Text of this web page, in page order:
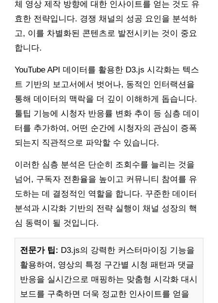
체 영상 제작 방향에 대한 인사이트를 얻는 것도 유
효한 전략입니다. 경쟁 채널의 성공 요인을 분석하
고, 이를 차별화된 콘텐츠로 발전시키는 것이 중요
합니다.
YouTube API 데이터를 활용한 D3.js 시각화는 텍스
트 기반의 보고서에서 벗어나, 동적인 인터랙션을
통해 데이터의 맥락을 더 깊이 이해하게 돕습니다.
툴팁 기능에 시청자 반응률 변화 추이 등 심층 데이
터를 추가하여, 어떤 순간에 시청자의 관심이 증폭
되는지 직관적으로 파악할 수 있습니다.
이러한 심층 분석은 단순히 조회수를 늘리는 것을
넘어, 구독자 전환율을 높이고 커뮤니티 참여를 유
도하는 데 결정적인 역할을 합니다. 꾸준한 데이터
분석과 시각화 기반의 전략 실행이 채널 성장의 핵
심 동력이 될 것입니다.
전문가 팁: D3.js의 강력한 커스터마이징 기능을
활용하여, 영상의 특정 구간별 시청 패턴과 댓글
반응을 실시간으로 매핑하는 맞춤형 시각화 대시
보드를 구축하면 더욱 정교한 인사이트를 얻을